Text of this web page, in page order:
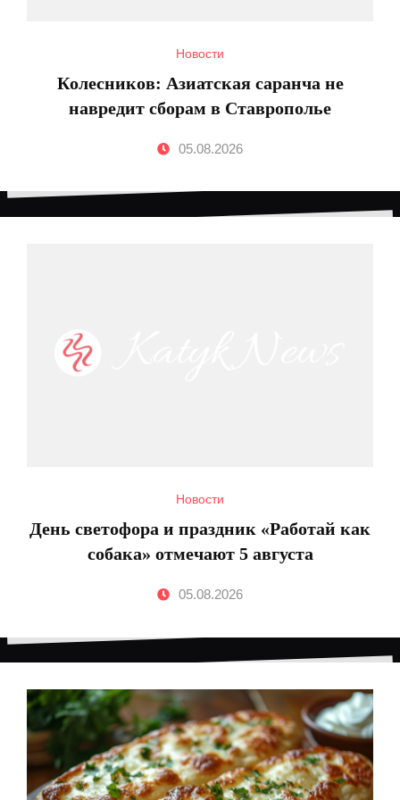
Новости
Колесников: Азиатская саранча не
навредит сборам в Ставрополье
05.08.2026
Новости
День светофора и праздник «Работай как
собака» отмечают 5 августа
05.08.2026